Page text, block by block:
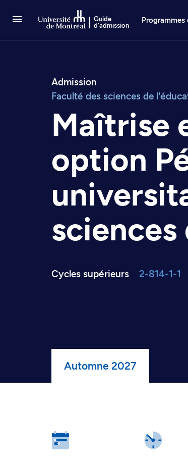
Guide
d'admission
Programmes
Admission
Faculté des sciences de
Maîtrise
option
sciences
Cycles supérieurs 2-814-1-1
Automne 2027